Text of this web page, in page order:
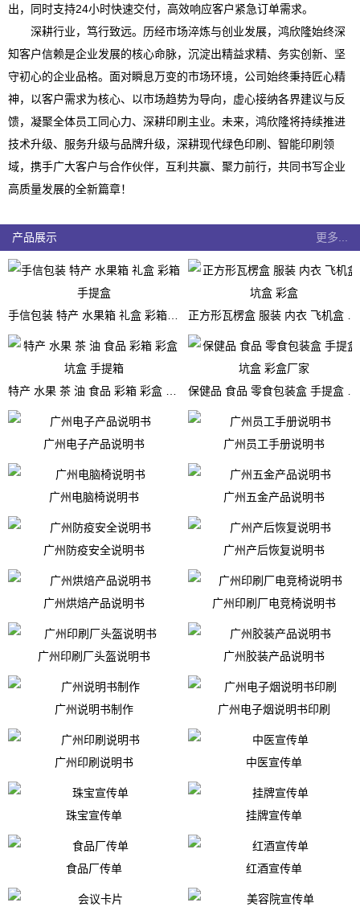
出，同时支持24小时快速交付，高效响应客户紧急订单需求。
深耕行业，笃行致远。历经市场淬炼与创业发展，鸿欣隆始终深
知客户信赖是企业发展的核心命脉，沉淀出精益求精、务实创新、坚
守初心的企业品格。面对瞬息万变的市场环境，公司始终秉持匠心精
神，以客户需求为核心、以市场趋势为导向，虚心接纳各界建议与反
馈，凝聚全体员工同心力、深耕印刷主业。未来，鸿欣隆将持续推进
技术升级、服务升级与品牌升级，深耕现代绿色印刷、智能印刷领
域，携手广大客户与合作伙伴，互利共赢、聚力前行，共同书写企业
高质量发展的全新篇章！
产品展示 更多...
手信包装 特产 水果箱 礼盒 彩箱 手提盒 正方形瓦楞盒 服装 内衣 飞机盒 坑盒 彩盒
特产 水果 茶 油 食品 彩箱 彩盒 坑盒 手提箱 保健品 食品 零食包装盒 手提盒 坑盒 彩盒厂家
广州电子产品说明书 广州员工手册说明书
广州电脑椅说明书 广州五金产品说明书
广州防疫安全说明书 广州产后恢复说明书
广州烘焙产品说明书 广州印刷厂电竞椅说明书
广州印刷厂头盔说明书 广州胶装产品说明书
广州说明书制作 广州电子烟说明书印刷
广州印刷说明书 中医宣传单
珠宝宣传单 挂牌宣传单
食品厂传单 红酒宣传单